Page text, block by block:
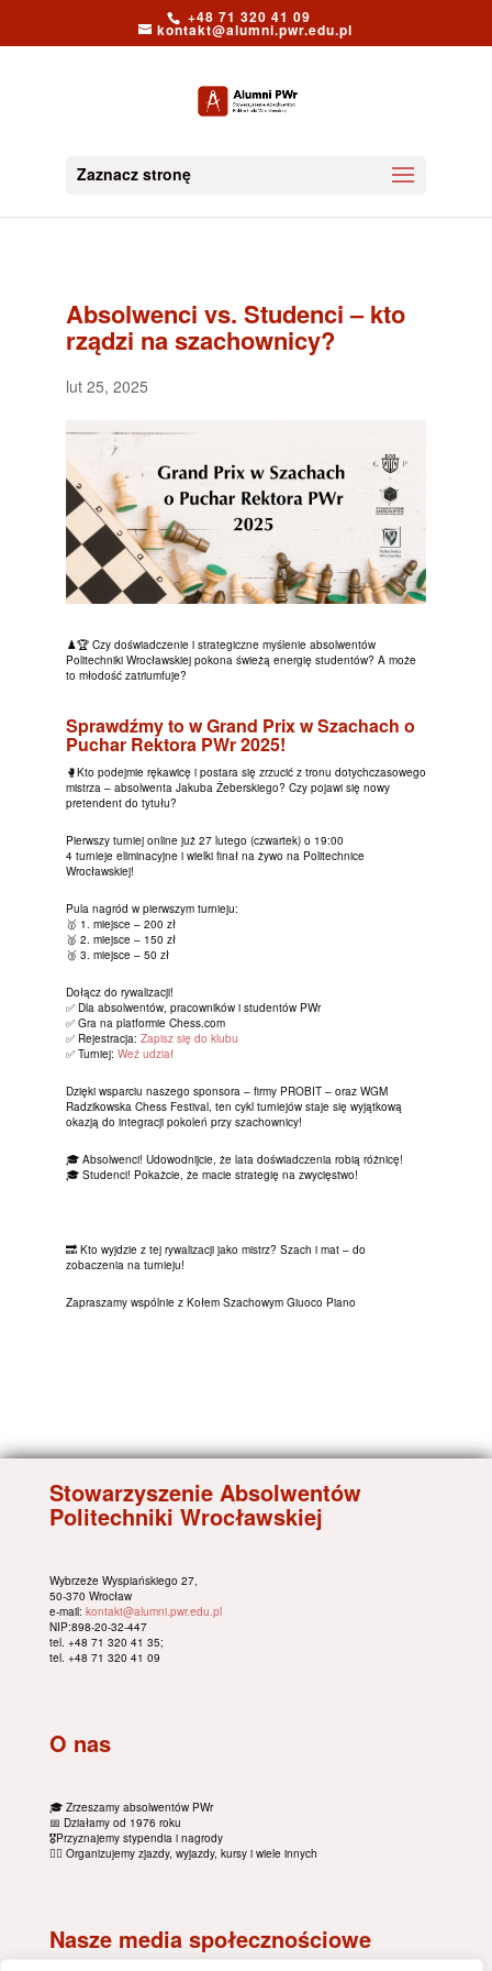
+48 71 320 41 09
kontakt@alumni.pwr.edu.pl
Zaznacz stronę
Absolwenci vs. Studenci – kto
rządzi na szachownicy?
lut 25, 2025
♟️🏆 Czy doświadczenie i strategiczne myślenie absolwentów
Politechniki Wrocławskiej pokona świeżą energię studentów? A może
to młodość zatriumfuje?
Sprawdźmy to w Grand Prix w Szachach o
Puchar Rektora PWr 2025!
🥊Kto podejmie rękawicę i postara się zrzucić z tronu dotychczasowego
mistrza – absolwenta Jakuba Żeberskiego? Czy pojawi się nowy
pretendent do tytułu?
Pierwszy turniej online już 27 lutego (czwartek) o 19:00
4 turnieje eliminacyjne i wielki finał na żywo na Politechnice
Wrocławskiej!
Pula nagród w pierwszym turnieju:
🥇 1. miejsce – 200 zł
🥈 2. miejsce – 150 zł
🥉 3. miejsce – 50 zł
Dołącz do rywalizacji!
✅ Dla absolwentów, pracowników i studentów PWr
✅ Gra na platformie Chess.com
✅ Rejestracja: Zapisz się do klubu
✅ Turniej: Weź udział
Dzięki wsparciu naszego sponsora – firmy PROBIT – oraz WGM
Radzikowska Chess Festival, ten cykl turniejów staje się wyjątkową
okazją do integracji pokoleń przy szachownicy!
🎓 Absolwenci! Udowodnijcie, że lata doświadczenia robią różnicę!
🎓 Studenci! Pokażcie, że macie strategię na zwycięstwo!
🔜 Kto wyjdzie z tej rywalizacji jako mistrz? Szach i mat – do
zobaczenia na turnieju!
Zapraszamy wspólnie z Kołem Szachowym Giuoco Piano
Stowarzyszenie Absolwentów
Politechniki Wrocławskiej
Wybrzeże Wyspiańskiego 27,
50-370 Wrocław
e-mail: kontakt@alumni.pwr.edu.pl
NIP:898-20-32-447
tel. +48 71 320 41 35;
tel. +48 71 320 41 09
O nas
🎓 Zrzeszamy absolwentów PWr
📅 Działamy od 1976 roku
🎖Przyznajemy stypendia i nagrody
🚴‍♂️ Organizujemy zjazdy, wyjazdy, kursy i wiele innych
Nasze media społecznościowe